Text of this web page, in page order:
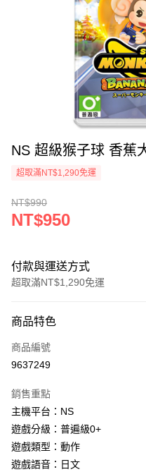
NS 超級猴子球 香蕉
超取滿NT$1,290免運
NT$990
NT$950
付款與運送方式
超取滿NT$1,290免運
信用卡一次付款
超商取貨付款
Apple Pay
街口支付
悠遊付
商品特色
商品編號
9637249
銷售重點
主機平台：NS
遊戲分級：普遍級0+
遊戲類型：動作
遊戲語音：日文